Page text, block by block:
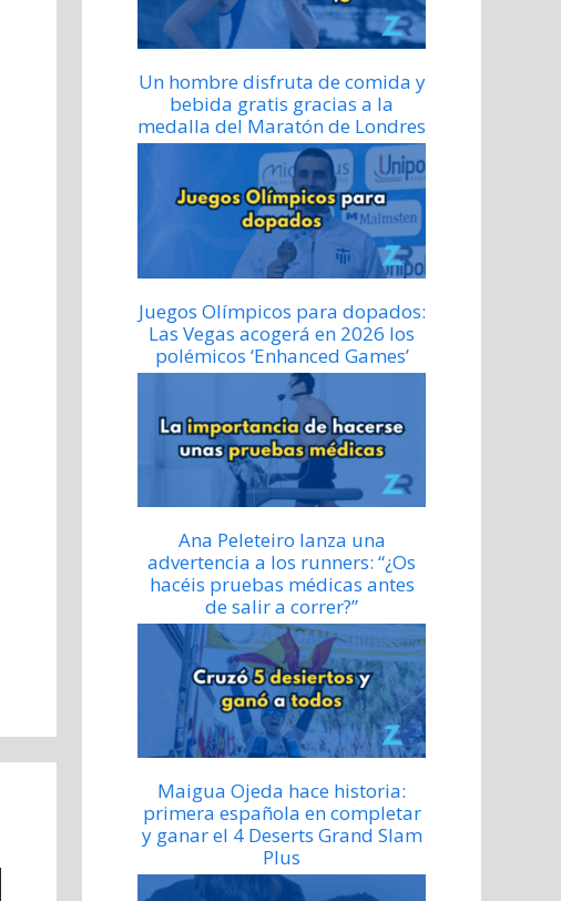
Un hombre disfruta de comida y
bebida gratis gracias a la
medalla del Maratón de Londres
Juegos Olímpicos para dopados:
Las Vegas acogerá en 2026 los
polémicos ‘Enhanced Games’
Ana Peleteiro lanza una
advertencia a los runners: “¿Os
hacéis pruebas médicas antes
de salir a correr?”
Maigua Ojeda hace historia:
primera española en completar
y ganar el 4 Deserts Grand Slam
Plus